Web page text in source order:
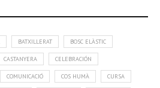
BATXILLERAT BOSC ELÀSTIC
CASTANYERA CELEBRACIÓN
COMUNICACIÓ COS HUMÀ CURSA